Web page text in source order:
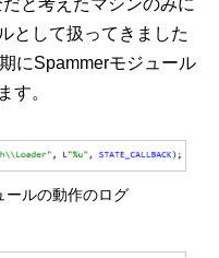
と考えたマシンのみに
として扱ってきました
にSpammerモジュール
す。
ールの動作のログ